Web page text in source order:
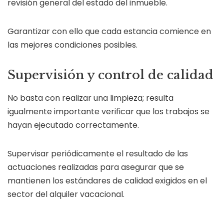
revisión general del estado del inmueble.
Garantizar con ello que cada estancia comience en
las mejores condiciones posibles.
Supervisión y control de calidad
No basta con realizar una limpieza; resulta
igualmente importante verificar que los trabajos se
hayan ejecutado correctamente.
Supervisar periódicamente el resultado de las
actuaciones realizadas para asegurar que se
mantienen los estándares de calidad exigidos en el
sector del alquiler vacacional.